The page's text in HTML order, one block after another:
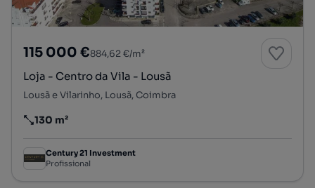
115 000 €884,62 €/m²
Loja - Centro da Vila - Lousã
Lousã e Vilarinho, Lousã, Coimbra
Preço por metro quadrado
130 m²
Century 21 Investment
Profissional